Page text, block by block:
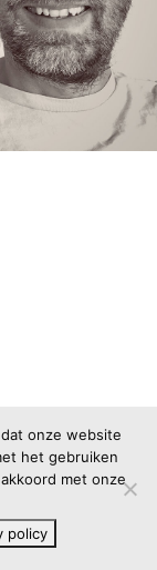
onze website
het gebruiken
met onze
policy